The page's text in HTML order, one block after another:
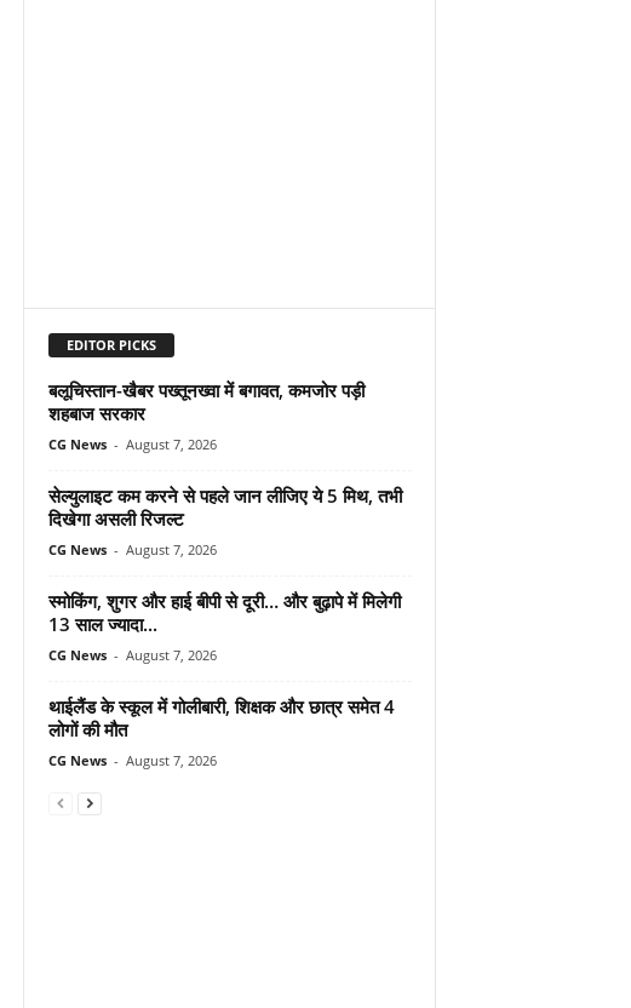
EDITOR PICKS
बलूचिस्तान-खैबर पख्तूनख्वा में बगावत, कमजोर पड़ी
शहबाज सरकार
CG News - August 7, 2026
सेल्युलाइट कम करने से पहले जान लीजिए ये 5 मिथ, तभी
दिखेगा असली रिजल्ट
CG News - August 7, 2026
स्मोकिंग, शुगर और हाई बीपी से दूरी… और बुढ़ापे में मिलेगी
13 साल ज्यादा...
CG News - August 7, 2026
थाईलैंड के स्कूल में गोलीबारी, शिक्षक और छात्र समेत 4
लोगों की मौत
CG News - August 7, 2026